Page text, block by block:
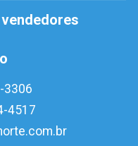
3306
4517